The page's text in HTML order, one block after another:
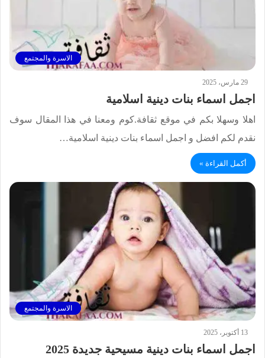
الاسرة والمجتمع
29 مارس، 2025
اجمل اسماء بنات دينية اسلامية
اهلا وسهلا بكم في موقع ثقافة.كوم ومعنا في هذا المقال سوف
نقدم لكم افضل و اجمل اسماء بنات دينية اسلامية…
أكمل القراءة »
الاسرة والمجتمع
13 أكتوبر، 2025
اجمل اسماء بنات دينية مسيحية جديدة 2025